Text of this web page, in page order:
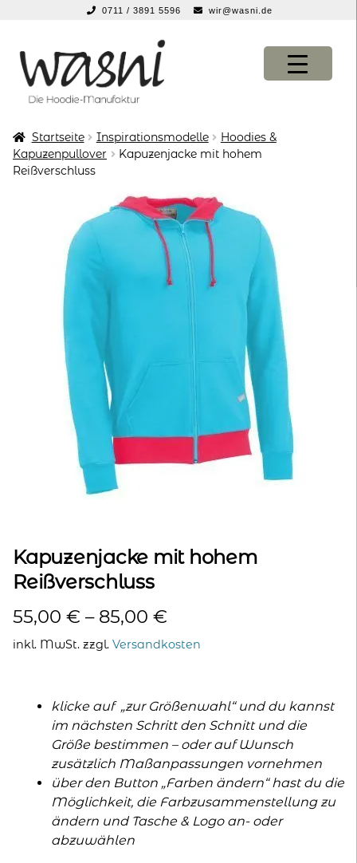
0711 / 3891 5596 wir@wasni.de
Navigation
springen
Inhalt
springen
KONFIGURATOR
KONFIGURATOR
Startseite Inspirationsmodelle
Hoodies &
Kapuzenpullover
Kapuzenjacke mit hohem
Reißverschluss
Kapuzenjacke mit hohem
Reißverschluss
55,00 € – 85,00 €
inkl. MwSt. zzgl. Versandkosten
klicke auf „zur Größenwahl“ und du kannst
im nächsten Schritt den Schnitt und die
Größe bestimmen – oder auf Wunsch
zusätzlich Maßanpassungen vornehmen
über den Button „Farben ändern“ hast du die
Möglichkeit, die Farbzusammenstellung zu
ändern und Tasche & Logo an- oder
abzuwählen